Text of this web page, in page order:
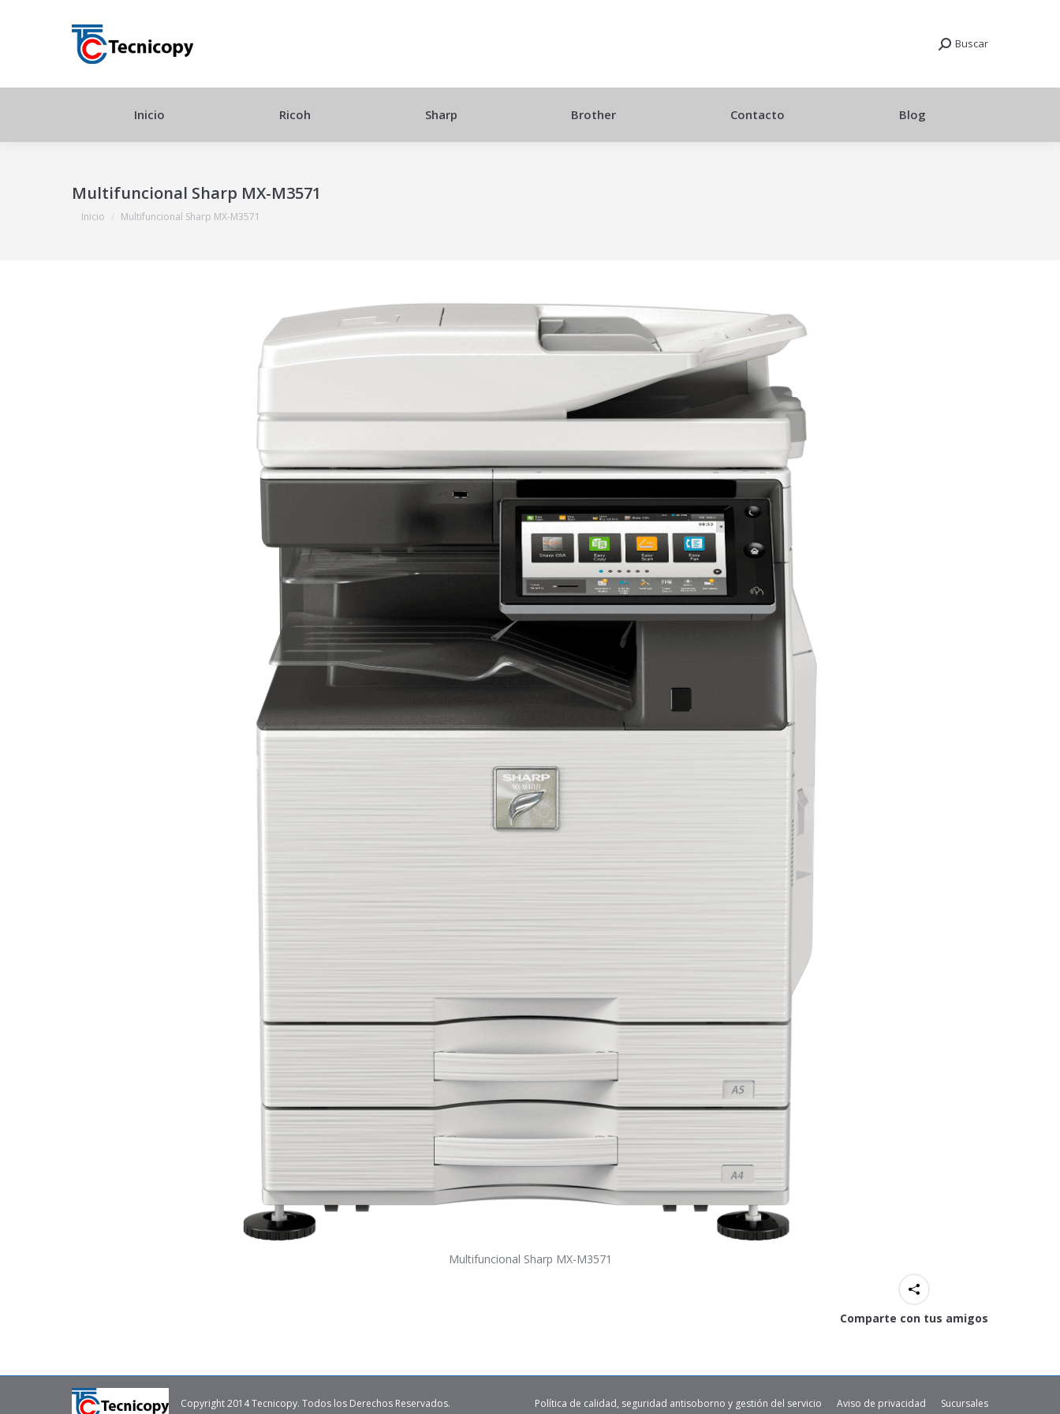
Buscar
Inicio Ricoh Sharp Brother Contacto Blog
Multifuncional Sharp MX-M3571
Estás aquí:
Inicio Multifuncional Sharp MX-M3571
Multifuncional Sharp MX-M3571
Comparte con tus amigos
Copyright 2014 Tecnicopy. Todos los Derechos Reservados. Política de calidad, seguridad antisoborno y gestión del servicio Aviso de privacidad Sucursales